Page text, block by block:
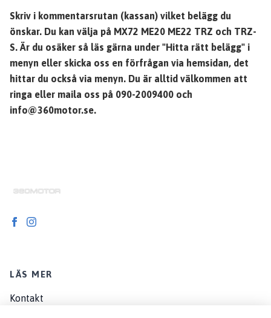
Skriv i kommentarsrutan (kassan) vilket belägg du
önskar. Du kan välja på MX72 ME20 ME22 TRZ och TRZ-
S. Är du osäker så läs gärna under "Hitta rätt belägg" i
menyn eller skicka oss en förfrågan via hemsidan, det
hittar du också via menyn. Du är alltid välkommen att
ringa eller maila oss på 090-2009400 och
info@360motor.se.
LÄS MER
Kontakt